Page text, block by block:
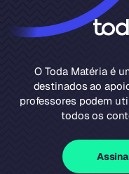
O Toda Matéria é
destinados ao
professores podem
todos os